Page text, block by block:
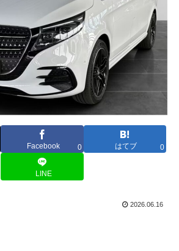
Facebook 0 はてブ 0
LINE
2026.06.16